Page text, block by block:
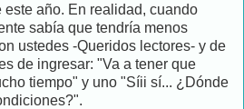
año. En realidad, cuando
sabía que tendría menos
ustedes -Queridos lectores- y de
de ingresar: "Va a tener que
tiempo" y uno "Síii sí... ¿Dónde